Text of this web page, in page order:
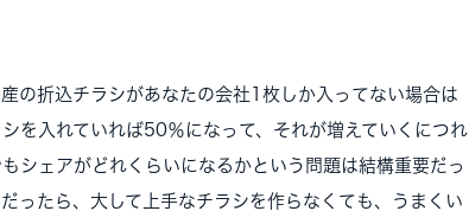
の折込チラシがあなたの会社1枚しか入ってない場合は
を入れていれば50％になって、それが増えていくにつれ
シェアがどれくらいになるかという問題は結構重要だっ
ったら、大して上手なチラシを作らなくても、うまくい